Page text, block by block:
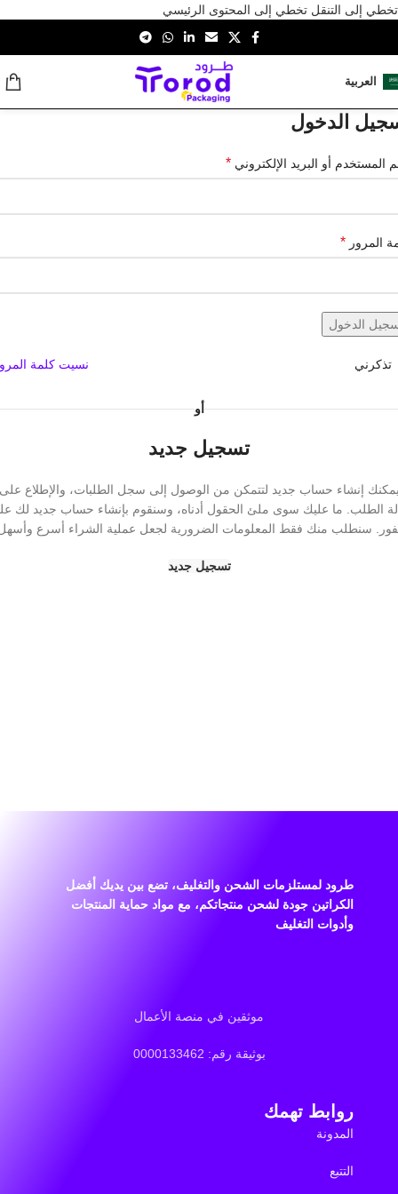
تخطي إلى التنقل تخطي إلى المحتوى الرئيسي
العربية
الدخول
المستخدم أو البريد الإلكتروني *
المرور *
الدخول
نسيت كلمة تذكرني
أو
تسجيل جديد
إنشاء حساب جديد لتتمكن من الوصول إلى سجل الطلبات، والإطلاع
الطلب. ما عليك سوى ملئ الحقول أدناه، وسنقوم بإنشاء حساب جديد لك
سنطلب منك فقط المعلومات الضرورية لجعل عملية الشراء أسرع
تسجيل جديد
طرود لمستلزمات الشحن والتغليف، تضع بين يديك أفضل
الكراتين جودة لشحن منتجاتكم، مع مواد حماية المنتجات
وأدوات التغليف
موثقين في منصة الأعمال
بوثيقة رقم: 0000133462
روابط تهمك
المدونة
التتبع